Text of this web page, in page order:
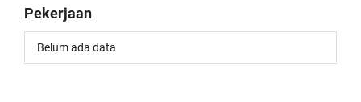
Pekerjaan
Belum ada data